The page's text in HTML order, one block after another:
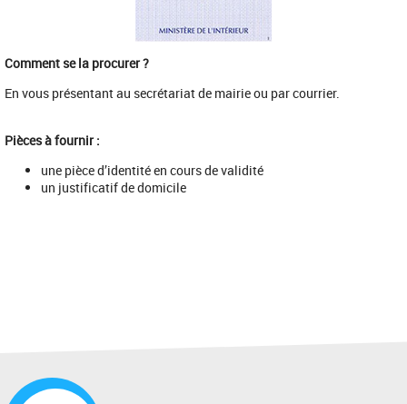
Comment se la procurer ?
En vous présentant au secrétariat de mairie ou par courrier.
Pièces à fournir :
une pièce d’identité en cours de validité
un justificatif de domicile